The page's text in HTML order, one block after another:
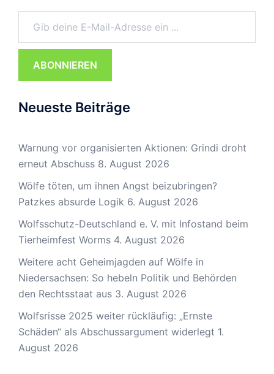
Gib deine E-Mail-Adresse ein ...
ABONNIEREN
Neueste Beiträge
Warnung vor organisierten Aktionen: Grindi droht
erneut Abschuss 8. August 2026
Wölfe töten, um ihnen Angst beizubringen?
Patzkes absurde Logik 6. August 2026
Wolfsschutz-Deutschland e. V. mit Infostand beim
Tierheimfest Worms 4. August 2026
Weitere acht Geheimjagden auf Wölfe in
Niedersachsen: So hebeln Politik und Behörden
den Rechtsstaat aus 3. August 2026
Wolfsrisse 2025 weiter rückläufig: „Ernste
Schäden“ als Abschussargument widerlegt 1.
August 2026